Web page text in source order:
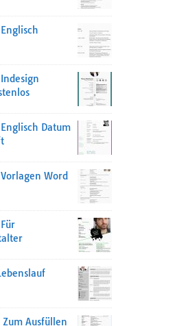
Datum
Word
Zum Ausfüllen